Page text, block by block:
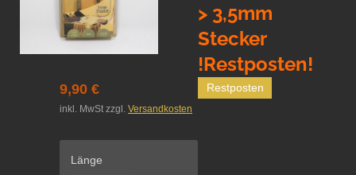
> 3,5mm
Stecker
!Restposten!
Restposten
9,90 €
inkl. MwSt zzgl. Versandkosten
Länge